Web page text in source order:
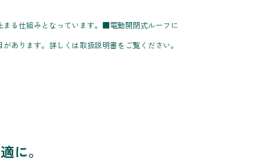
る仕組みとなっています。■電動開閉式ルーフに
あります。詳しくは取扱説明書をご覧ください。
に。